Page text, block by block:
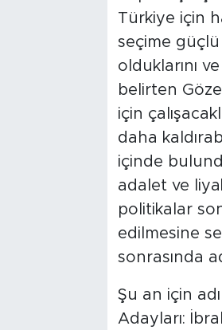
Türkiye için
seçime
olduklarını
belirten
için
daha
içinde
adalet ve
politikalar
edilmesine
sonrasında
Şu an için
Adayları: